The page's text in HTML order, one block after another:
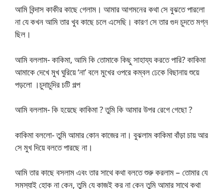
আমি বিন্দাস কাকীর কাছে গেলাম। আমার আগমনের কথা সে বুঝতে পারলো
না যে কখন আমি তার খুব কাছে চলে এসেছি। কারণ সে তার গুদ চুদতে মগ্ন
ছিল।
আমি বললাম- কাকিমা, আমি কি তোমাকে কিছু সাহায্য করতে পারি? কাকিমা
আমাকে দেখে মুখ ঘুরিয়ে ‘না’ বলে মুখের ওপরে কম্বল ঢেকে বিছানায় শুয়ে
পড়লো ।চুদাচুদির চটি গল্প
আমি বললাম- কি হয়েছে কাকিমা ? তুমি কি আমার উপর রেগে গেছো ?
কাকিমা বললো- তুমি আমার কোন কাজের না। বুঝলাম কাকিমা বাঁড়া চায় আর
সে মুখ দিয়ে বলতে পারছে না।
আমি তার কাছে বসলাম এবং তার সাথে কথা বলতে শুরু করলাম – তোমার যে
সমস্যাই হোক না কেন, তুমি যে কাজই কর না কেন তুমি আমার সাথে কথা